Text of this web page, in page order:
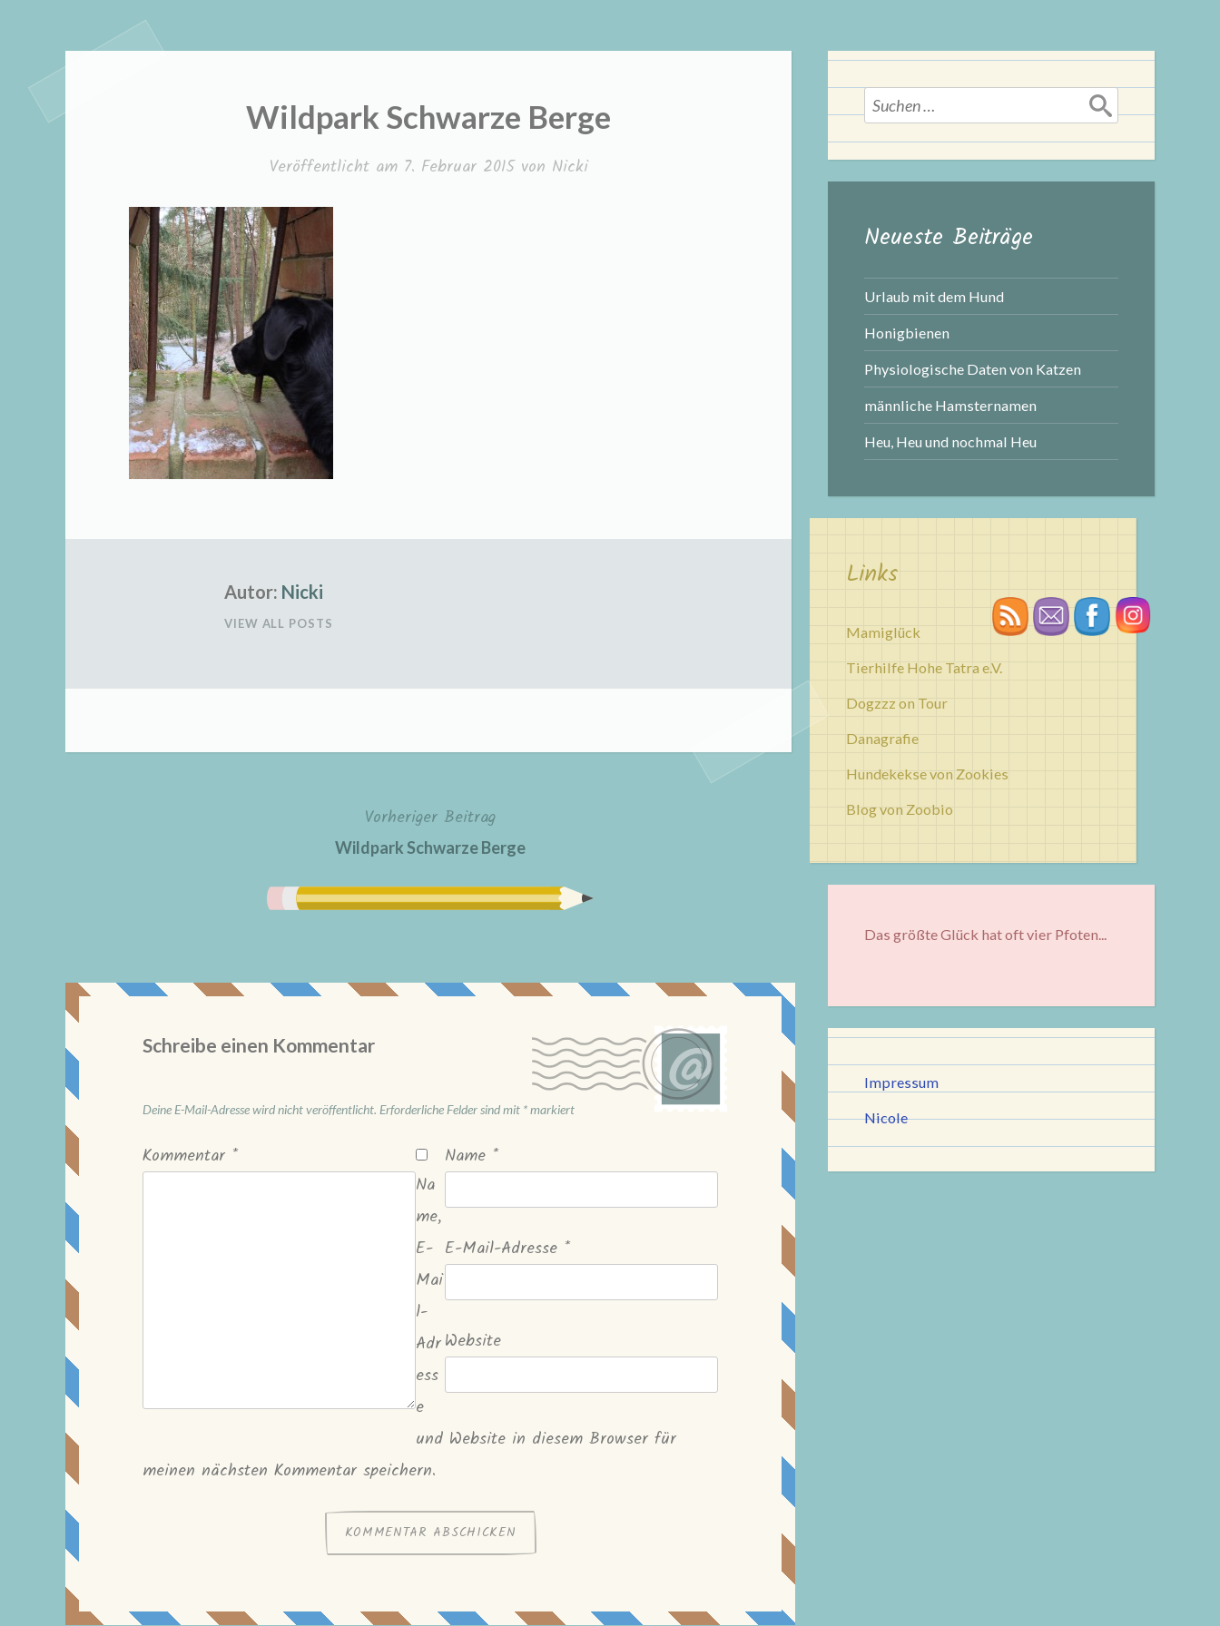
Wildpark Schwarze Berge
Veröffentlicht am 7. Februar 2015von Nicki
Autor: Nicki
VIEW ALL POSTS
Vorheriger Beitrag
Wildpark Schwarze Berge
Schreibe einen Kommentar
Deine E-Mail-Adresse wird nicht veröffentlicht. Erforderliche Felder sind mit *markiert
Kommentar * Name *
E-Mail-Adresse *
Website
Na
me,
E-
Mai
l-
Adr
ess
e
und Website in diesem Browser für
meinen nächsten Kommentar speichern.
Suchen
nach:
Neueste Beiträge
Urlaub mit dem Hund
Honigbienen
Physiologische Daten von Katzen
männliche Hamsternamen
Heu, Heu und nochmal Heu
Links
Mamiglück
Tierhilfe Hohe Tatra e.V.
Dogzzz on Tour
Danagrafie
Hundekekse von Zookies
Blog von Zoobio
Das größte Glück hat oft vier Pfoten...
Impressum
Nicole